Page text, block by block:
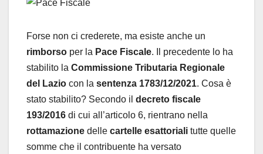
Forse non ci crederete, ma esiste anche un
rimborso per la Pace Fiscale. Il precedente lo ha
stabilito la Commissione Tributaria Regionale
del Lazio con la sentenza 1783/12/2021. Cosa è
stato stabilito? Secondo il decreto fiscale
193/2016 di cui all’articolo 6, rientrano nella
rottamazione delle cartelle esattoriali tutte quelle
somme che il contribuente ha versato